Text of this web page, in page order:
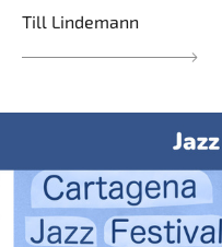
Till Lindemann